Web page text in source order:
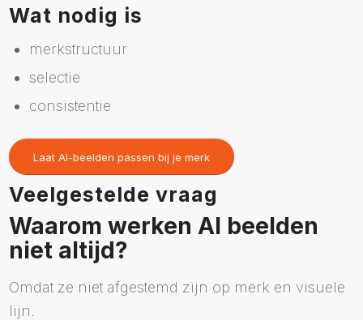
Wat nodig is
merkstructuur
selectie
consistentie
Laat AI-beelden passen bij je merk
Veelgestelde vraag
Waarom werken AI beelden
niet altijd?
Omdat ze niet afgestemd zijn op merk en visuele
lijn.